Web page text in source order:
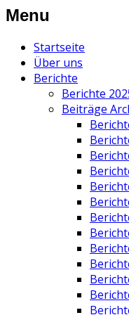
Menu
Startseite
Über uns
Berichte
Berichte
Beiträge